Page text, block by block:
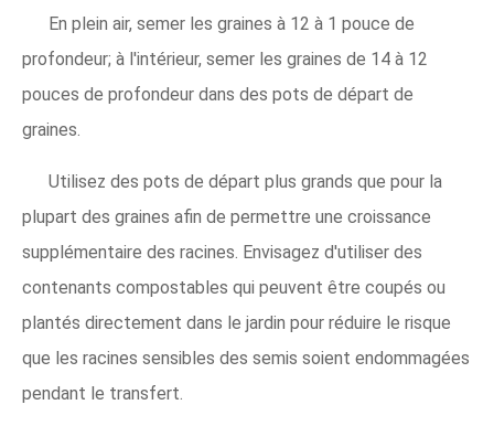
En plein air, semer les graines à 12 à 1 pouce de
profondeur; à l'intérieur, semer les graines de 14 à 12
pouces de profondeur dans des pots de départ de
graines.
Utilisez des pots de départ plus grands que pour la
plupart des graines afin de permettre une croissance
supplémentaire des racines. Envisagez d'utiliser des
contenants compostables qui peuvent être coupés ou
plantés directement dans le jardin pour réduire le risque
que les racines sensibles des semis soient endommagées
pendant le transfert.